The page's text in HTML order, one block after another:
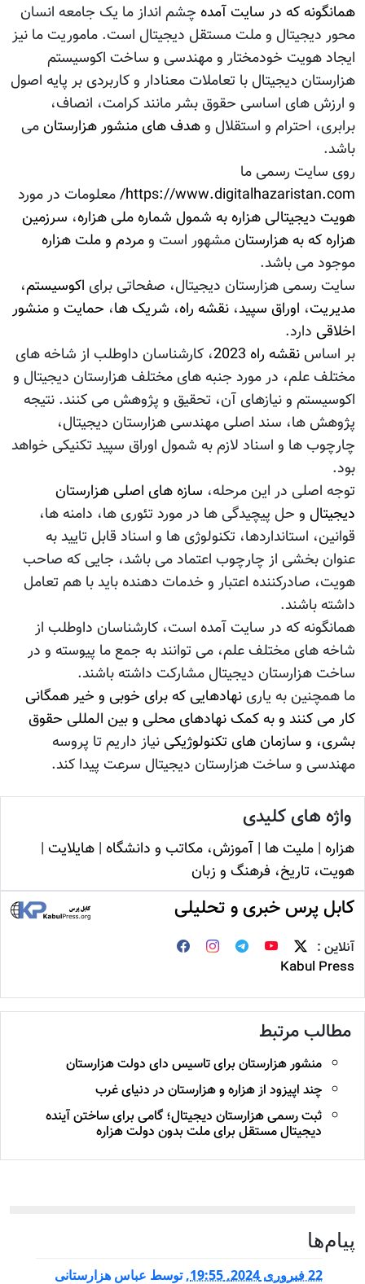
همانگونه که در سایت آمده چشم انداز ما یک جامعه انسان
محور دیجیتال و ملت مستقل دیجیتال است. ماموریت ما نیز
ایجاد هویت خودمختار و مهندسی و ساخت اکوسیستم
هزارستان دیجیتال با تعاملات معنادار و کاربردی بر پایه اصول
و ارزش های اساسی حقوق بشر مانند کرامت، انصاف،
برابری، احترام و استقلال وهدف های منشور هزارستان می
باشد.
روی سایت رسمی ما
https://www.digitalhazaristan.com/ معلومات در مورد
هویت دیجیتالی هزاره به شمول شماره ملی هزاره، سرزمین
هزاره که به هزارستان مشهور است ومردم و ملت هزاره
موجود می باشد.
سایت رسمی هزارستان دیجیتال، صفحاتی برای اکوسیستم،
مدیریت، اوراق سپید، نقشه راه، شریک ها، حمایت ومنشور
اخلاقی دارد.
بر اساس نقشه راه 2023
، کارشناسان داوطلب از شاخه های
مختلف علم، در مورد جنبه های مختلف هزارستان دیجیتال و
اکوسیستم و نیازهای آن، تحقیق و پژوهش می کنند. نتیجه
پژوهش ها، سند اصلی مهندسی هزارستان دیجیتال،
چارچوب ها و اسناد لازم به شمول اوراق سپید تکنیکی خواهد
بود.
توجه اصلی در این مرحله، سازه های اصلی هزارستان
دیجیتال و حل پیچیدگی ها در مورد تئوری ها، دامنه ها،
قوانین، استانداردها، تکنولوژی ها و اسناد قابل تایید به
عنوان بخشی از چارچوب اعتماد می باشد، جایی که صاحب
هویت، صادرکننده اعتبار و خدمات دهنده باید با هم تعامل
داشته باشند.
همانگونه که در سایت آمده است، کارشناسان داوطلب از
شاخه های مختلف علم، می توانند به جمع ما پیوسته و در
ساخت هزارستان دیجیتال مشارکت داشته باشند.
ما همچنین به یاری نهادهایی که برای خوبی و خیر همگانی
کار می کنند و به کمک نهادهای محلی و بین المللی حقوق
بشری، و سازمان های تکنولوژیکی نیاز داریم تا پروسه
مهندسی و ساخت هزارستان دیجیتال سرعت پیدا کند.
واژه های کلیدی
هزاره | ملیت ها | آموزش، مکاتب و دانشگاه | هایلایت |
هویت، تاريخ، فرهنگ و زبان
کابل پرس خبری و تحلیلی
آنلاین :
Kabul Press
مطالب مرتبط
منشور هزارستان برای تاسیس دای دولت هزارستان
چند اپیزود از هزاره و هزارستان در دنیای غرب
ثبت رسمی هزارستان دیجیتال؛ گامی برای ساختن آینده
دیجیتال مستقل برای ملت بدون دولت هزاره
پيام‌ها
22 فبروری 2024, 19:55 ,توسط عباس هزارستانی